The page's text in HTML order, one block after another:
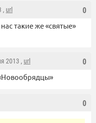
0
, url
такие же «святые»
0
2013 , url
0